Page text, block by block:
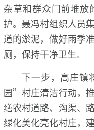
杂草和群众门前堆放
护。聂冯村组织人员
道的淤泥，做好雨季
厕，保持干净卫生。
下一步，高庄
园”村庄清洁行动，
缮农村道路、沟渠、
绿化美化亮化村庄，